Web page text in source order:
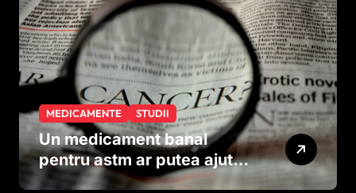
MEDICAMENTE STUDII
Un medicament banal
pentru astm ar putea ajuta
în lupta împotriva